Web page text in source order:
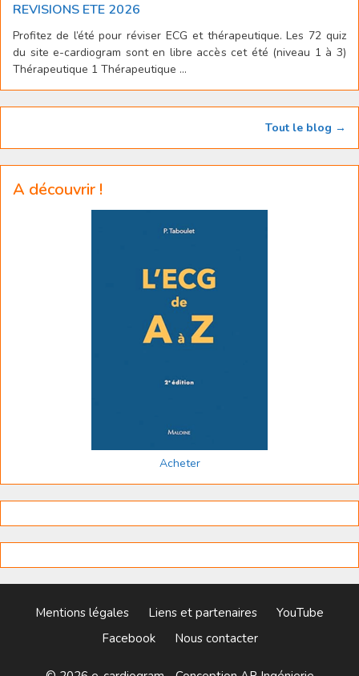
REVISIONS ETE 2026
Profitez de l’été pour réviser ECG et thérapeutique. Les 72 quiz
du site e-cardiogram sont en libre accès cet été (niveau 1 à 3)
Thérapeutique 1 Thérapeutique ...
Tout le blog →
A découvrir !
Acheter
Mentions légales Liens et partenaires
YouTube
Facebook
Nous contacter